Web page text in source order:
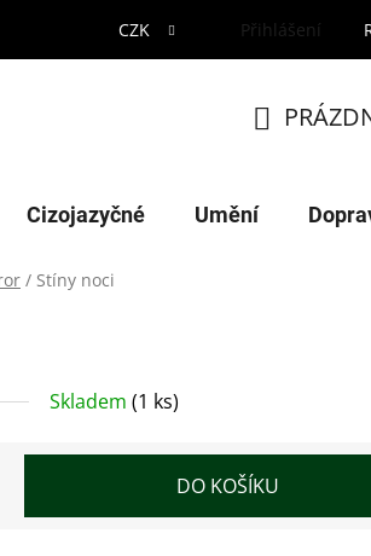
CZK Přihlášení
KOŠÍK
Cizojazyčné Umění
/ Stíny noci
Skladem (1 ks)
DO KOŠÍKU